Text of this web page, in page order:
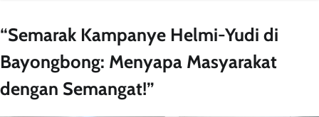
“Semarak Kampanye Helmi-Yudi di
Bayongbong: Menyapa Masyarakat
dengan Semangat!”